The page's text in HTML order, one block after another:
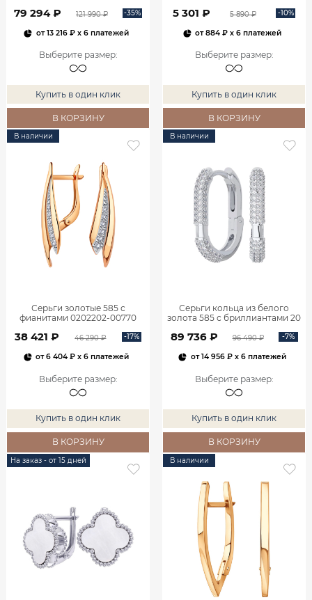
79 294 ₽ 121 990 ₽ -35%
от13 216 ₽x 6 платежей
Выберите размер:
Купить в один клик
В КОРЗИНУ
5 301 ₽ 5 890 ₽ -10%
от884 ₽ x 6 платежей
Выберите размер:
Купить в один клик
В КОРЗИНУ
В наличии
Серьги золотые 585 с
фианитами 0202202-00770
38 421 ₽ 46 290 ₽ -17%
от6 404 ₽ x 6 платежей
Выберите размер:
Купить в один клик
В КОРЗИНУ
В наличии
Серьги кольца из белого
золота 585 с бриллиантами 20
89 736 ₽ 96 490 ₽ -7%
от14 956 ₽x 6 платежей
Выберите размер:
Купить в один клик
В КОРЗИНУ
На заказ - от 15 дней В наличии